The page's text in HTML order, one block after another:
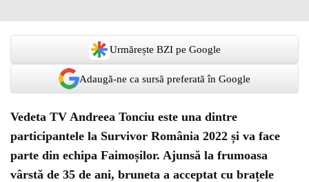
Urmărește BZI pe Google
Adaugă-ne ca sursă preferată în Google
Vedeta TV Andreea Tonciu este una dintre
participantele la Survivor România 2022 și va face
parte din echipa Faimoșilor. Ajunsă la frumoasa
vârstă de 35 de ani, bruneta a acceptat cu brațele